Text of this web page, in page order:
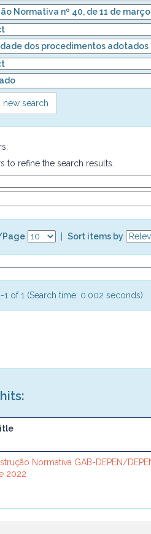
new search
to refine the search results.
Page Sort items by
1 of 1 (Search time: 0.002 seconds).
Normativa GAB-DEPEN/
2022